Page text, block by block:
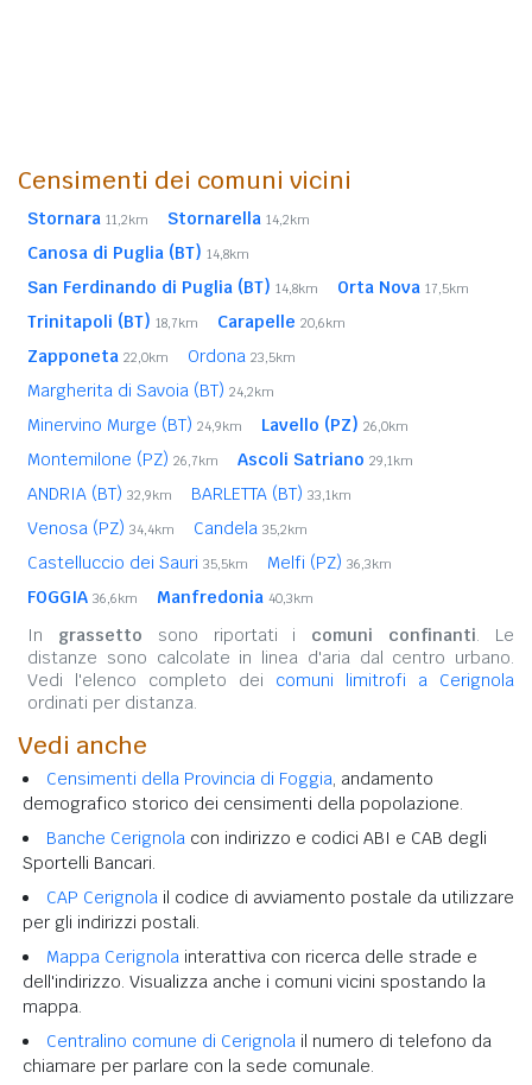
Censimenti dei comuni vicini
Stornara 11,2km Stornarella 14,2km
Canosa di Puglia (BT) 14,8km
San Ferdinando di Puglia (BT) 14,8km Orta Nova 17,5km
Trinitapoli (BT) 18,7km Carapelle 20,6km
Zapponeta 22,0km Ordona 23,5km
Margherita di Savoia (BT) 24,2km
Minervino Murge (BT) 24,9km Lavello (PZ) 26,0km
Montemilone (PZ) 26,7km Ascoli Satriano 29,1km
ANDRIA (BT) 32,9km BARLETTA (BT) 33,1km
Venosa (PZ) 34,4km Candela 35,2km
Castelluccio dei Sauri 35,5km Melfi (PZ) 36,3km
FOGGIA 36,6km Manfredonia 40,3km
In grassetto sono riportati i comuni confinanti. Le
distanze sono calcolate in linea d'aria dal centro urbano.
Vedi l'elenco completo dei comuni limitrofi a Cerignola
ordinati per distanza.
Vedi anche
Censimenti della Provincia di Foggia, andamento
demografico storico dei censimenti della popolazione.
Banche Cerignola con indirizzo e codici ABI e CAB degli
Sportelli Bancari.
CAP Cerignola il codice di avviamento postale da utilizzare
per gli indirizzi postali.
Mappa Cerignola interattiva con ricerca delle strade e
dell'indirizzo. Visualizza anche i comuni vicini spostando la
mappa.
Centralino comune di Cerignola il numero di telefono da
chiamare per parlare con la sede comunale.